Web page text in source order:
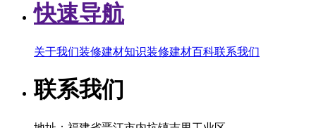
快速导航
关于我们装修建材知识装修建材百科联系我们
联系我们